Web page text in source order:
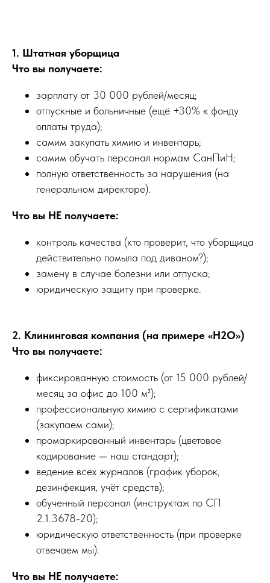
1. Штатная уборщица
Что вы получаете:
зарплату от 30 000 рублей/месяц;
отпускные и больничные (ещё +30% к фонду
оплаты труда);
самим закупать химию и инвентарь;
самим обучать персонал нормам СанПиН;
полную ответственность за нарушения (на
генеральном директоре).
Что вы НЕ получаете:
контроль качества (кто проверит, что уборщица
действительно помыла под диваном?);
замену в случае болезни или отпуска;
юридическую защиту при проверке.
2. Клининговая компания (на примере «Н2О»)
Что вы получаете:
фиксированную стоимость (от 15 000 рублей/
месяц за офис до 100 м²);
профессиональную химию с сертификатами
(закупаем сами);
промаркированный инвентарь (цветовое
кодирование — наш стандарт);
ведение всех журналов (график уборок,
дезинфекция, учёт средств);
обученный персонал (инструктаж по СП
2.1.3678-20);
юридическую ответственность (при проверке
отвечаем мы).
Что вы НЕ получаете: